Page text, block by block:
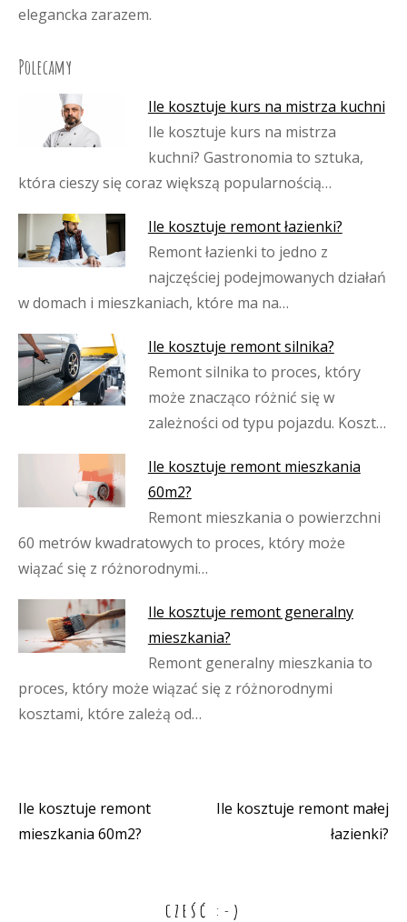
elegancka zarazem.
Polecamy
Ile kosztuje kurs na mistrza kuchni
Ile kosztuje kurs na mistrza
kuchni? Gastronomia to sztuka,
która cieszy się coraz większą popularnością…
Ile kosztuje remont łazienki?
Remont łazienki to jedno z
najczęściej podejmowanych działań
w domach i mieszkaniach, które ma na…
Ile kosztuje remont silnika?
Remont silnika to proces, który
może znacząco różnić się w
zależności od typu pojazdu. Koszt…
Ile kosztuje remont mieszkania
60m2?
Remont mieszkania o powierzchni
60 metrów kwadratowych to proces, który może
wiązać się z różnorodnymi…
Ile kosztuje remont generalny
mieszkania?
Remont generalny mieszkania to
proces, który może wiązać się z różnorodnymi
kosztami, które zależą od…
Nawigacja
Ile kosztuje remont
mieszkania 60m2?
Ile kosztuje remont małej
łazienki?
CZEŚĆ :-)